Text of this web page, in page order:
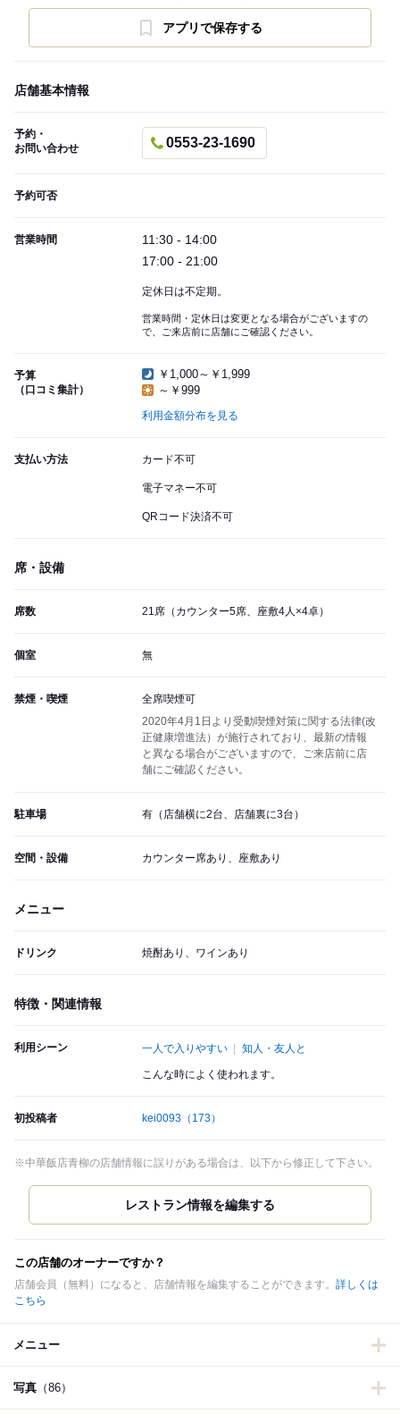
アプリで保存する
店舗基本情報
予約・
お問い合わせ
0553-23-1690
予約可否
営業時間
11:30 - 14:00
17:00 - 21:00
定休日は不定期。
営業時間・定休日は変更となる場合がございますの
で、ご来店前に店舗にご確認ください。
予算
（口コミ集計）
￥1,000～￥1,999
～￥999
利用金額分布を見る
支払い方法 カード不可
電子マネー不可
QRコード決済不可
席・設備
席数 21席（カウンター5席、座敷4人×4卓）
個室 無
禁煙・喫煙
全席喫煙可
2020年4月1日より受動喫煙対策に関する法律(改
正健康増進法）が施行されており、最新の情報
と異なる場合がございますので、ご来店前に店
舗にご確認ください。
駐車場 有（店舗横に2台、店舗裏に3台）
空間・設備 カウンター席あり、座敷あり
メニュー
ドリンク 焼酎あり、ワインあり
特徴・関連情報
利用シーン 一人で入りやすい 知人・友人と
こんな時によく使われます。
初投稿者 kei0093 （173）
※中華飯店青柳の店舗情報に誤りがある場合は、以下から修正して下さい。
この店舗のオーナーですか？
店舗会員（無料）になると、店舗情報を編集することができます。 詳しくは
こちら
メニュー
写真 （86）